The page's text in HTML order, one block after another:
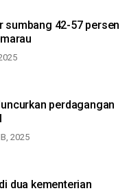
sumbang 42-57 persen
perdagangan
2025
dua kementerian